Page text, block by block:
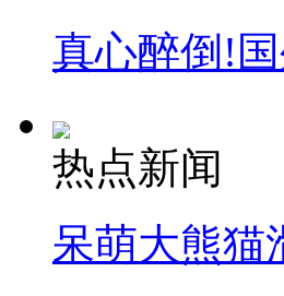
真心醉倒!
热点新闻
呆萌大熊猫